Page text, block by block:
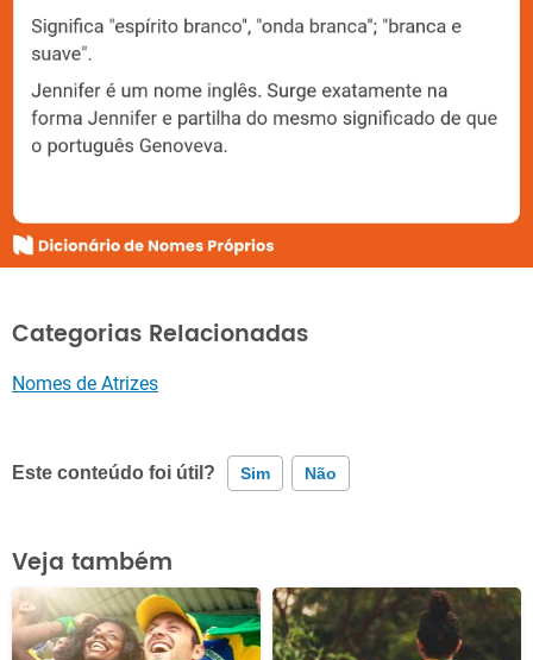
Categorias Relacionadas
Nomes de Atrizes
Este conteúdo foi útil? Sim Não
Este conteúdo contém informação incorreta
Este conteúdo não tem a informação que procuro
Outro
Veja também